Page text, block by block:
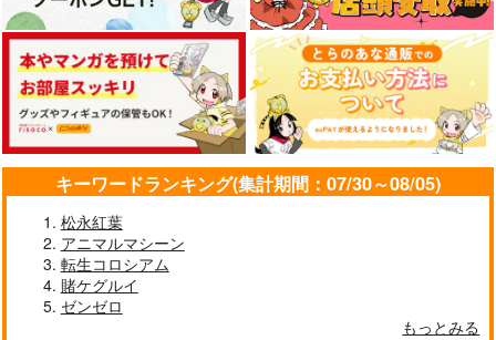
キーワードランキング(集計期間：07/30～08/05)
松永紅葉
アニマルマシーン
転生コロシアム
賭ケグルイ
ゼンゼロ
もっとみる